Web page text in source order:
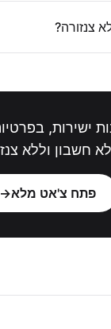
ישירות,
חשבון וללא
פתח צ'אט מלא→